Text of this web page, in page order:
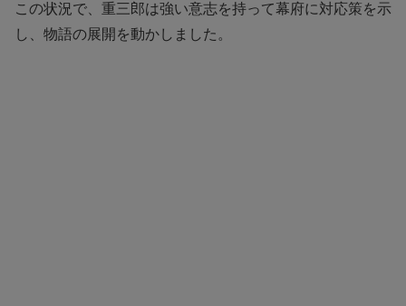
この状況で、重三郎は強い意志を持って幕府に対応策を示
し、物語の展開を動かしました。